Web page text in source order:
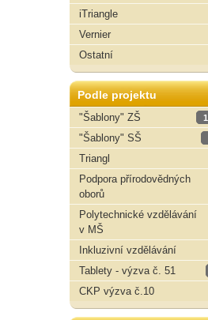
iTriangle
Vernier
Ostatní
Podle projektu
"Šablony" ZŠ
"Šablony" SŠ
Triangl
Podpora přírodovědných
oborů
Polytechnické vzdělávání
v MŠ
Inkluzivní vzdělávání
Tablety - výzva č. 51
CKP výzva č.10